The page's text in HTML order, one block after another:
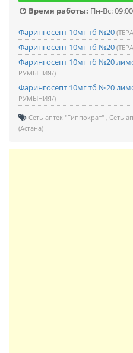
Время работы: Пн-Вс:
Фарингосепт 10мг тб №20
Фарингосепт 10мг тб №20
Фарингосепт 10мг тб №20
РУМЫНИЯ/)
Фарингосепт 10мг тб №20
РУМЫНИЯ/)
Сеть аптек "Гиппократ" Сеть
(Астана)